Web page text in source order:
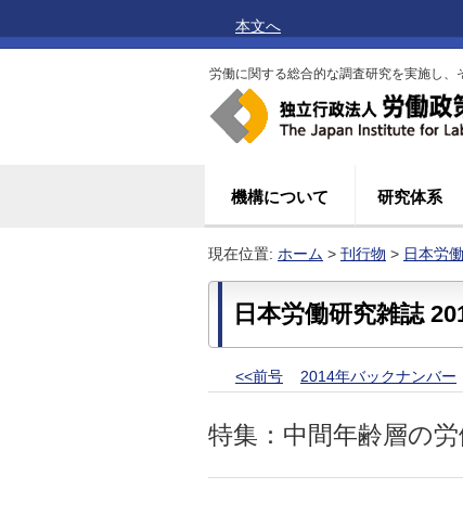
本文へ
労働に関する総合的な調査研究を実施し、
機構について 研究体系
現在位置: ホーム > 刊行物 > 日本労
日本労働研究雑誌
<<前号 2014年バックナンバー
特集：中間年齢層の労